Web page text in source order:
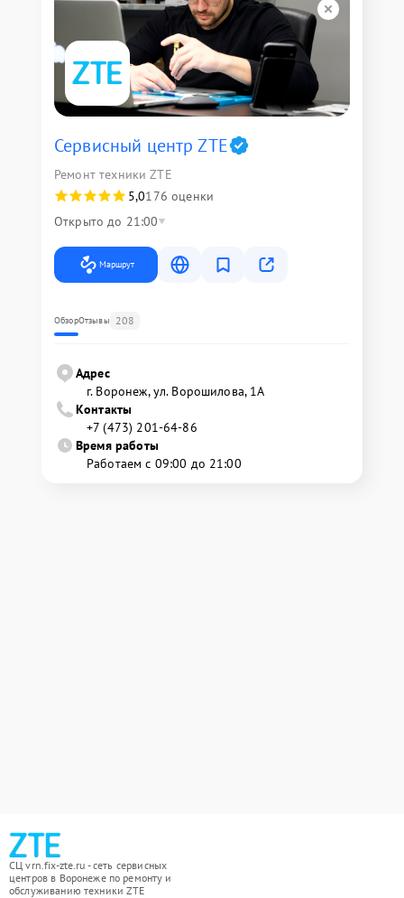
Сервисный центр ZTE
Ремонт техники ZTE
5,0176 оценки
Открыто до 21:00
Маршрут
ОбзорОтзывы 208
Адрес
г. Воронеж, ул. Ворошилова, 1А
Контакты
+7 (473) 201-64-86
Время работы
Работаем с 09:00 до 21:00
СЦ vrn.fix-zte.ru - сеть сервисных
центров в Воронеже по ремонту и
обслуживанию техники ZTE